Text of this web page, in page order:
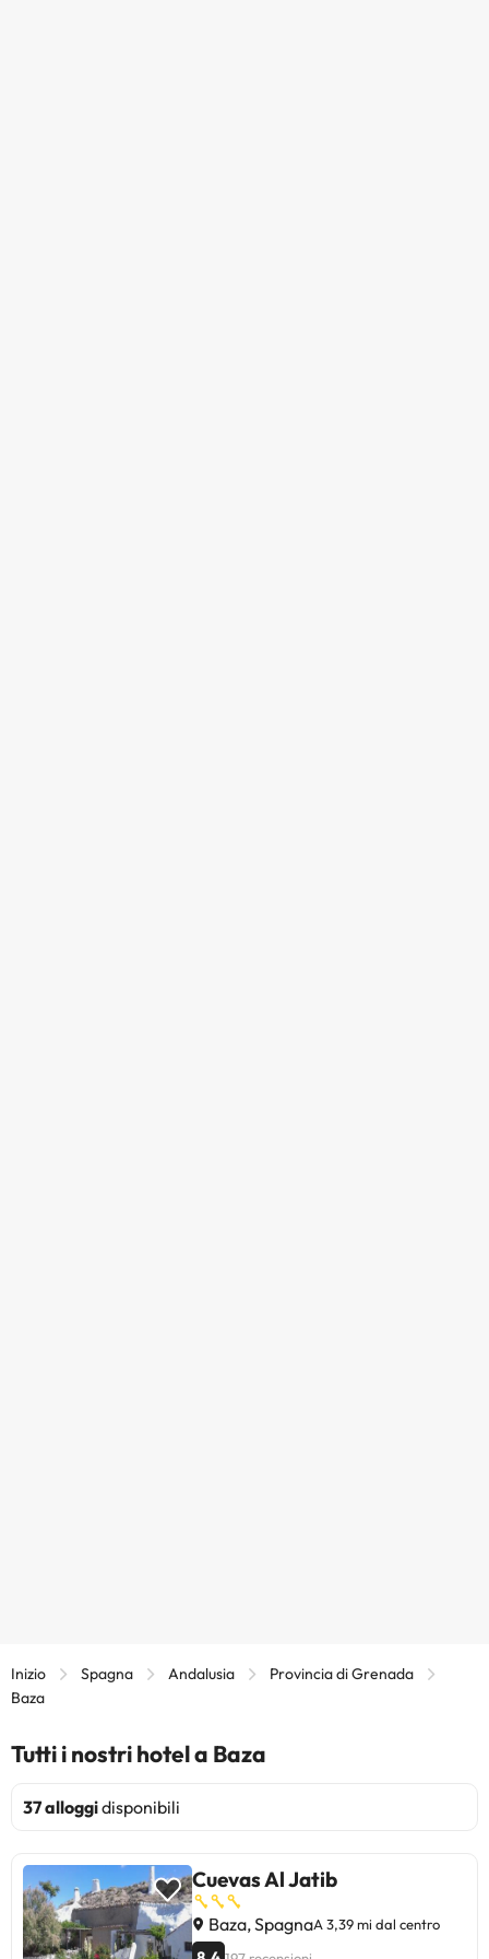
Inizio Spagna Andalusia
Provincia di Grenada
Baza
Tutti i nostri hotel a Baza
37 alloggidisponibili
Cuevas Al Jatib
Baza, SpagnaA 3,39 mi dal centro